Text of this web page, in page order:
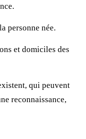
personne née.
et domiciles des
qui peuvent
reconnaissance,